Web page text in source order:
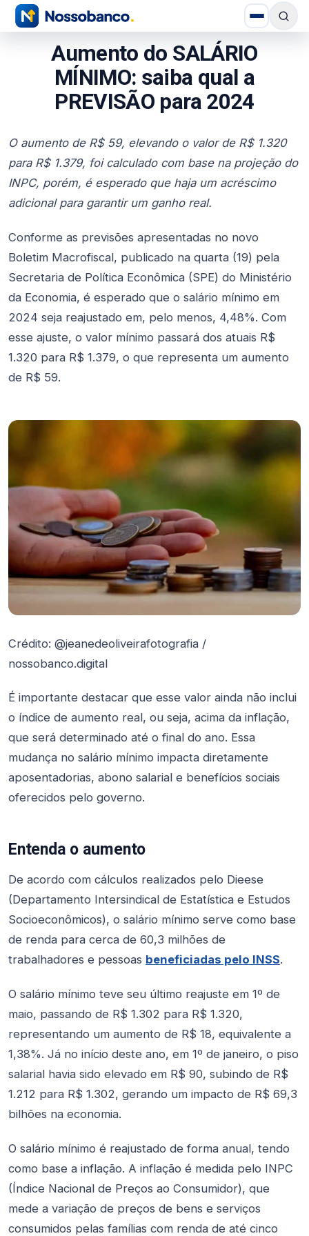
Aumento do SALÁRIO
MÍNIMO: saiba qual a
PREVISÃO para 2024
O aumento de R$ 59, elevando o valor de R$ 1.320
para R$ 1.379, foi calculado com base na projeção do
INPC, porém, é esperado que haja um acréscimo
adicional para garantir um ganho real.
Conforme as previsões apresentadas no novo
Boletim Macrofiscal, publicado na quarta (19) pela
Secretaria de Política Econômica (SPE) do Ministério
da Economia, é esperado que o salário mínimo em
2024 seja reajustado em, pelo menos, 4,48%. Com
esse ajuste, o valor mínimo passará dos atuais R$
1.320 para R$ 1.379, o que representa um aumento
de R$ 59.
Crédito: @jeanedeoliveirafotografia /
nossobanco.digital
É importante destacar que esse valor ainda não inclui
o índice de aumento real, ou seja, acima da inflação,
que será determinado até o final do ano. Essa
mudança no salário mínimo impacta diretamente
aposentadorias, abono salarial e benefícios sociais
oferecidos pelo governo.
Entenda o aumento
De acordo com cálculos realizados pelo Dieese
(Departamento Intersindical de Estatística e Estudos
Socioeconômicos), o salário mínimo serve como base
de renda para cerca de 60,3 milhões de
trabalhadores e pessoas beneficiadas pelo INSS.
O salário mínimo teve seu último reajuste em 1º de
maio, passando de R$ 1.302 para R$ 1.320,
representando um aumento de R$ 18, equivalente a
1,38%. Já no início deste ano, em 1º de janeiro, o piso
salarial havia sido elevado em R$ 90, subindo de R$
1.212 para R$ 1.302, gerando um impacto de R$ 69,3
bilhões na economia.
O salário mínimo é reajustado de forma anual, tendo
como base a inflação. A inflação é medida pelo INPC
(Índice Nacional de Preços ao Consumidor), que
mede a variação de preços de bens e serviços
consumidos pelas famílias com renda de até cinco